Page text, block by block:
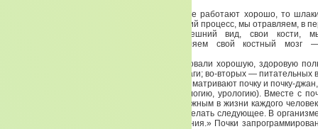
Почки выводят шлаки и мочу. И если они не работают хорошо, то
нашем организме. Если у нас идет токсический процесс, мы отравляем, в
Мы отравляем свою генетику, свой внешний вид, свои кости,
терморегуляторную функцию, мы отравляем свой костный мозг
Что же нам делать? Мы сюда протранслировали хорошую, здоровую
мы знаем, чего почки требуют: во-первых, влаги; во-вторых — питательных
Чем мы можем помочь почкам? Китайцы рассматривают почку и почку-
также урогенитальную систему (т. е. гинекологию, урологию). Вместе с
комплекс, который является чрезвычайно важным в жизни каждого
все нормально циркулировало, мы должны делать следующее. В
образуются, так или иначе, застойные явления.» Почки